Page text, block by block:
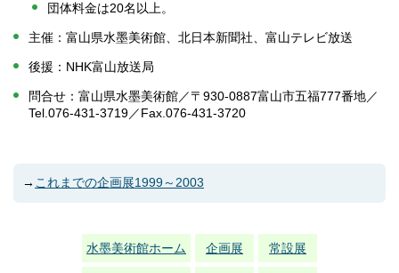
団体料金は20名以上。
主催：富山県水墨美術館、北日本新聞社、富山テレビ放送
後援：NHK富山放送局
問合せ：富山県水墨美術館／〒930-0887富山市五福777番地／
Tel.076-431-3719／Fax.076-431-3720
→ これまでの企画展1999～2003
水墨美術館ホーム 企画展 常設展